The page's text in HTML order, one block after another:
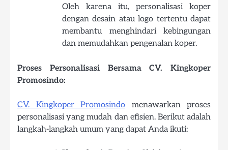
Oleh karena itu, personalisasi koper
dengan desain atau logo tertentu dapat
membantu menghindari kebingungan
dan memudahkan pengenalan koper.
Proses Personalisasi Bersama CV. Kingkoper
Promosindo:
CV. Kingkoper Promosindo menawarkan proses
personalisasi yang mudah dan efisien. Berikut adalah
langkah-langkah umum yang dapat Anda ikuti: